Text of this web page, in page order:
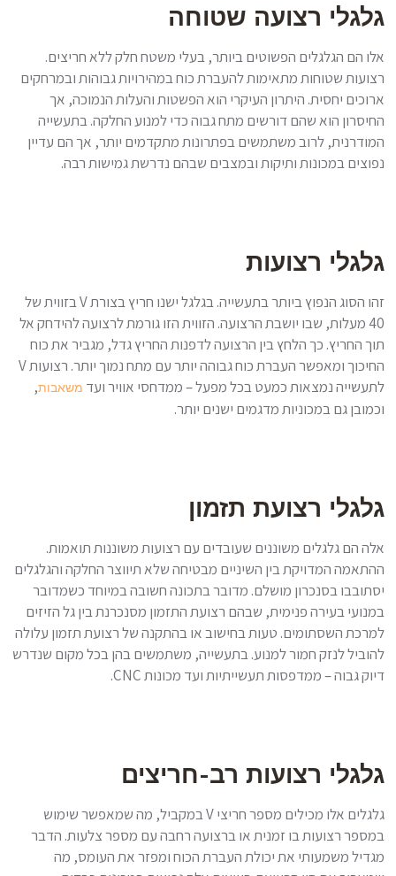
גלגלי רצועה שטוחה
אלו הם הגלגלים הפשוטים ביותר, בעלי משטח חלק ללא חריצים.
רצועות שטוחות מתאימות להעברת כוח במהירויות גבוהות ובמרחקים
ארוכים יחסית. היתרון העיקרי הוא הפשטות והעלות הנמוכה, אך
החיסרון הוא שהם דורשים מתח גבוה כדי למנוע החלקה. בתעשייה
המודרנית, לרוב משתמשים בפתרונות מתקדמים יותר, אך הם עדיין
נפוצים במכונות ותיקות ובמצבים שבהם נדרשת גמישות רבה.
גלגלי רצועות
זהו הסוג הנפוץ ביותר בתעשייה. בגלגל ישנו חריץ בצורת V בזווית של
40 מעלות, שבו יושבת הרצועה. הזווית הזו גורמת לרצועה להידחק אל
תוך החריץ. כך הלחץ בין הרצועה לדפנות החריץ גדל, מגביר את כוח
החיכוך ומאפשר העברת כוח גבוהה יותר עם מתח נמוך יותר. רצועות V
לתעשייה נמצאות כמעט בכל מפעל – ממדחסי אוויר ועד משאבות,
וכמובן גם במכוניות מדגמים ישנים יותר.
גלגלי רצועת תזמון
אלה הם גלגלים משוננים שעובדים עם רצועות משוננות תואמות.
ההתאמה המדויקת בין השיניים מבטיחה שלא תיווצר החלקה והגלגלים
יסתובבו בסנכרון מושלם. מדובר בתכונה חשובה במיוחד כשמדובר
במנועי בעירה פנימית, שבהם רצועת התזמון מסנכרנת בין גל הזיזים
למרכת השסתומים. טעות בחישוב או בהתקנה של רצועת תזמון עלולה
להוביל לנזק חמור למנוע. בתעשייה, משתמשים בהן בכל מקום שנדרש
דיוק גבוה – ממדפסות תעשייתיות ועד מכונות CNC.
גלגלי רצועות רב-חריצים
גלגלים אלו מכילים מספר חריצי V במקביל, מה שמאפשר שימוש
במספר רצועות בו זמנית או ברצועה רחבה עם מספר צלעות. הדבר
מגדיל משמעותי את יכולת העברת הכוח ומפזר את העומס, מה